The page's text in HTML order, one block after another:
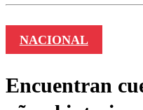
NACIONAL
Encuentran